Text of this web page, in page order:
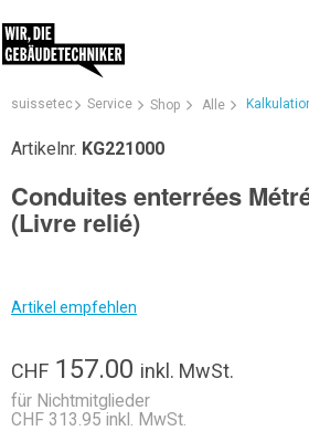
suissetec Service Shop Alle
Artikelnr. KG221000
Conduites enterrées
(Livre relié)
Artikel empfehlen
CHF 157.00 inkl. MwSt.
für Nichtmitglieder
CHF 313.95 inkl. MwSt.